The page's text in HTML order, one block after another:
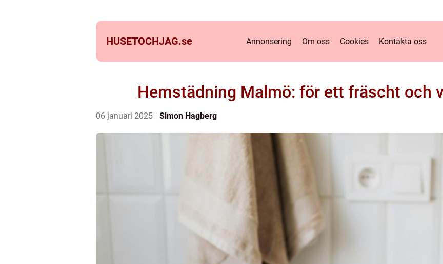
HUSETOCHJAG.se Annonsering Om oss Cookies Kontakta oss
Hemstädning Malmö: för ett fräscht och
06 januari 2025 Simon Hagberg